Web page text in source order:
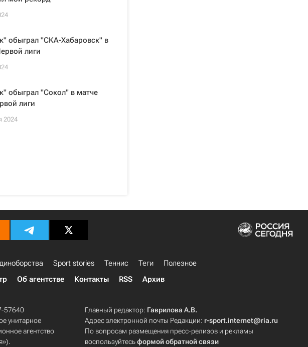
обыграл "СКА-Хабаровск" в
лиги
обыграл "Сокол" в матче
лиги
2024
Sport stories Теннис Теги
Полезное
Об агентстве Контакты RSS Архив
57640
унитарное
агентство
Главный редактор: Гаврилова А.В.
Адрес электронной почты Редакции: r-sport.internet@ria.ru
По вопросам размещения пресс-релизов и рекламы
воспользуйтесьформой обратной связи